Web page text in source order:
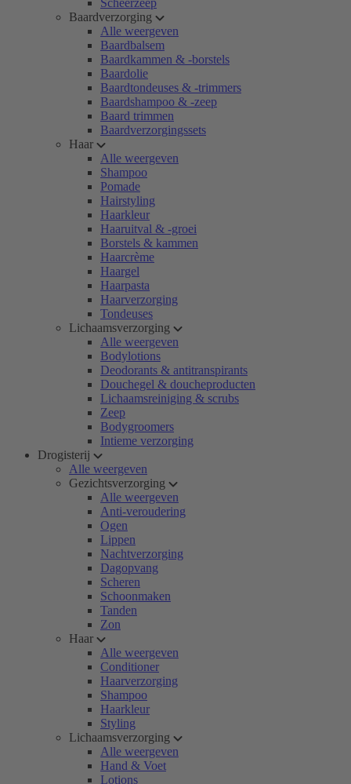
Scheerzeep
Baardverzorging
Alle weergeven
Baardbalsem
Baardkammen & -borstels
Baardolie
Baardtondeuses & -trimmers
Baardshampoo & -zeep
Baard trimmen
Baardverzorgingssets
Haar
Alle weergeven
Shampoo
Pomade
Hairstyling
Haarkleur
Haaruitval & -groei
Borstels & kammen
Haarcrème
Haargel
Haarpasta
Haarverzorging
Tondeuses
Lichaamsverzorging
Alle weergeven
Bodylotions
Deodorants & antitranspirants
Douchegel & doucheproducten
Lichaamsreiniging & scrubs
Zeep
Bodygroomers
Intieme verzorging
Drogisterij
Alle weergeven
Gezichtsverzorging
Alle weergeven
Anti-veroudering
Ogen
Lippen
Nachtverzorging
Dagopvang
Scheren
Schoonmaken
Tanden
Zon
Haar
Alle weergeven
Conditioner
Haarverzorging
Shampoo
Haarkleur
Styling
Lichaamsverzorging
Alle weergeven
Hand & Voet
Lotions